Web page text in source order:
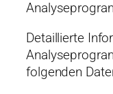
Detaillierte
folgenden